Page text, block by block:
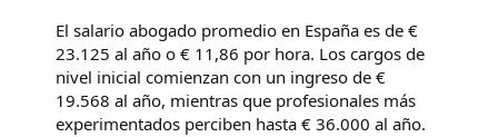
El salario abogado promedio en España es de €
23.125 al año o € 11,86 por hora. Los cargos de
nivel inicial comienzan con un ingreso de €
19.568 al año, mientras que profesionales más
experimentados perciben hasta € 36.000 al año.